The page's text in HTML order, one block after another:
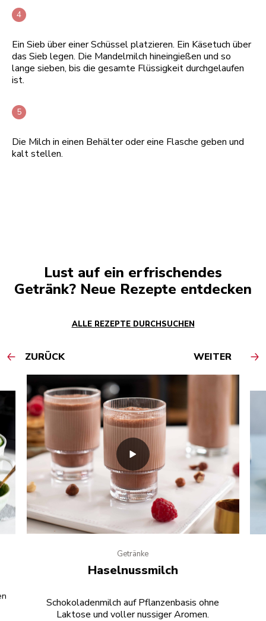
Ein Sieb über einer Schüssel platzieren. Ein Käsetuch über
das Sieb legen. Die Mandelmilch hineingießen und so
lange sieben, bis die gesamte Flüssigkeit durchgelaufen
ist.
Die Milch in einen Behälter oder eine Flasche geben und
kalt stellen.
Lust auf ein erfrischendes
Getränk? Neue Rezepte entdecken
ALLE REZEPTE DURCHSUCHEN
ZURÜCK WEITER
Getränke
Haselnussmilch
Schokoladenmilch auf Pflanzenbasis ohne
Laktose und voller nussiger Aromen.